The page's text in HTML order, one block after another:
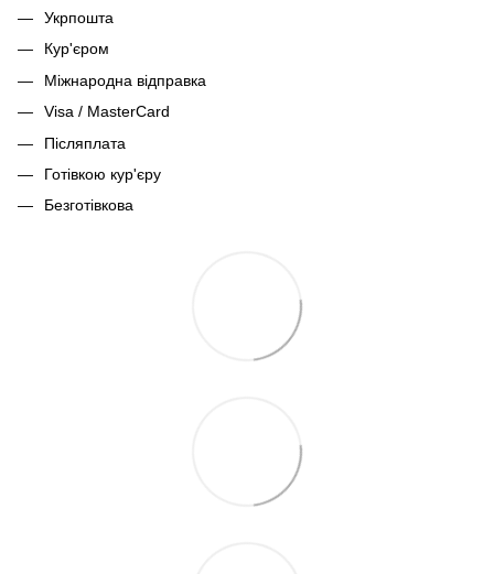
Укрпошта
Кур'єром
Міжнародна відправка
Visa / MasterCard
Післяплата
Готівкою кур'єру
Безготівкова